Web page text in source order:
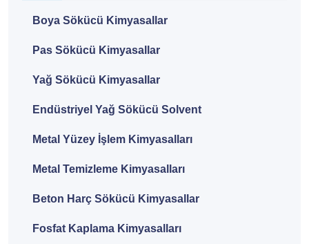
Boya Sökücü Kimyasallar
Pas Sökücü Kimyasallar
Yağ Sökücü Kimyasallar
Endüstriyel Yağ Sökücü Solvent
Metal Yüzey İşlem Kimyasalları
Metal Temizleme Kimyasalları
Beton Harç Sökücü Kimyasallar
Fosfat Kaplama Kimyasalları